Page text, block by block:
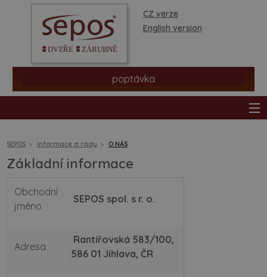
CZ verze
English version
poptávka
prodejní síť
informace a rady
SEPOS Informace a rady O NÁS
Základní informace
Obchodní
jméno
SEPOS spol. s r. o.
Adresa
Rantířovská 583/100,
586 01 Jihlava, ČR